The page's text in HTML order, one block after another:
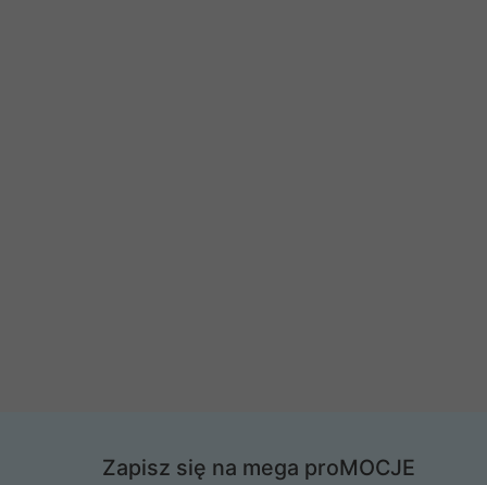
Zapisz się na mega proMOCJE